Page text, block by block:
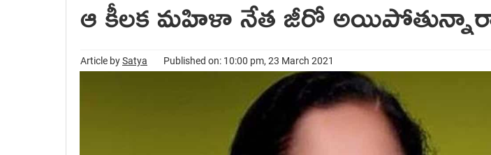
ఆ కీలక మహిళా నేత జీరో
Article bySatya Published on: 10:00 pm, 23 March 2021